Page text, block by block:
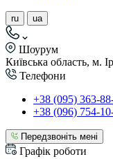
ru ua
Шоурум
Київська область, м.
Телефони
+38 (095) 363-
+38 (096) 754-
Передзвоніть мені
Графік роботи